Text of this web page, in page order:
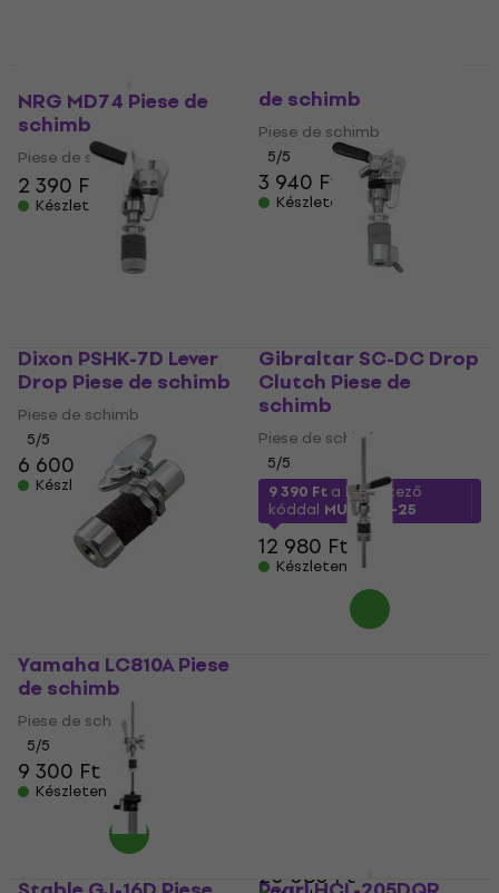
NRG MD74 Piese de
schimb
Piese de schimb
2 390 Ft
Készleten
de schimb
Piese de schimb
5/5
3 940 Ft
Készleten
Dixon PSHK-7D Lever
Drop Piese de schimb
Piese de schimb
5/5
6 600 Ft
Készleten
Gibraltar SC-DC Drop
Clutch Piese de
schimb
Piese de schimb
5/5
9 390 Fta következő
kóddal MUZMUZ-25
12 980 Ft
Készleten
Yamaha LC810A Piese
de schimb
Piese de schimb
5/5
9 300 Ft
Készleten
20 080 Ft